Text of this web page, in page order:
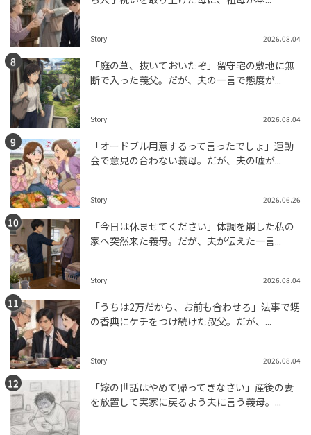
Story 2026.08.04
「庭の草、抜いておいたぞ」留守宅の敷地に無
断で入った義父。だが、夫の一言で態度が...
Story 2026.08.04
「オードブル用意するって言ったでしょ」運動
会で意見の合わない義母。だが、夫の嘘が...
Story 2026.06.26
「今日は休ませてください」体調を崩した私の
家へ突然来た義母。だが、夫が伝えた一言...
Story 2026.08.04
「うちは2万だから、お前も合わせろ」法事で甥
の香典にケチをつけ続けた叔父。だが、...
Story 2026.08.04
「嫁の世話はやめて帰ってきなさい」産後の妻
を放置して実家に戻るよう夫に言う義母。...